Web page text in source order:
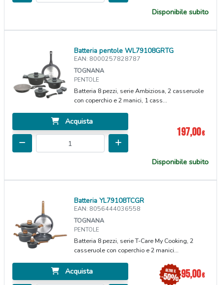
Disponibile subito
Batteria pentole WL79108GRTG
EAN: 8000257828787
TOGNANA
PENTOLE
Batteria 8 pezzi, serie Ambiziosa, 2 casseruole
con coperchio e 2 manici, 1 cass...
Acquista
197,00€
Disponibile subito
Batteria YL79108TCGR
EAN: 8056444036558
TOGNANA
PENTOLE
Batteria 8 pezzi, serie T-Care My Cooking, 2
casseruole con coperchio e 2 manici...
Acquista 95,00€